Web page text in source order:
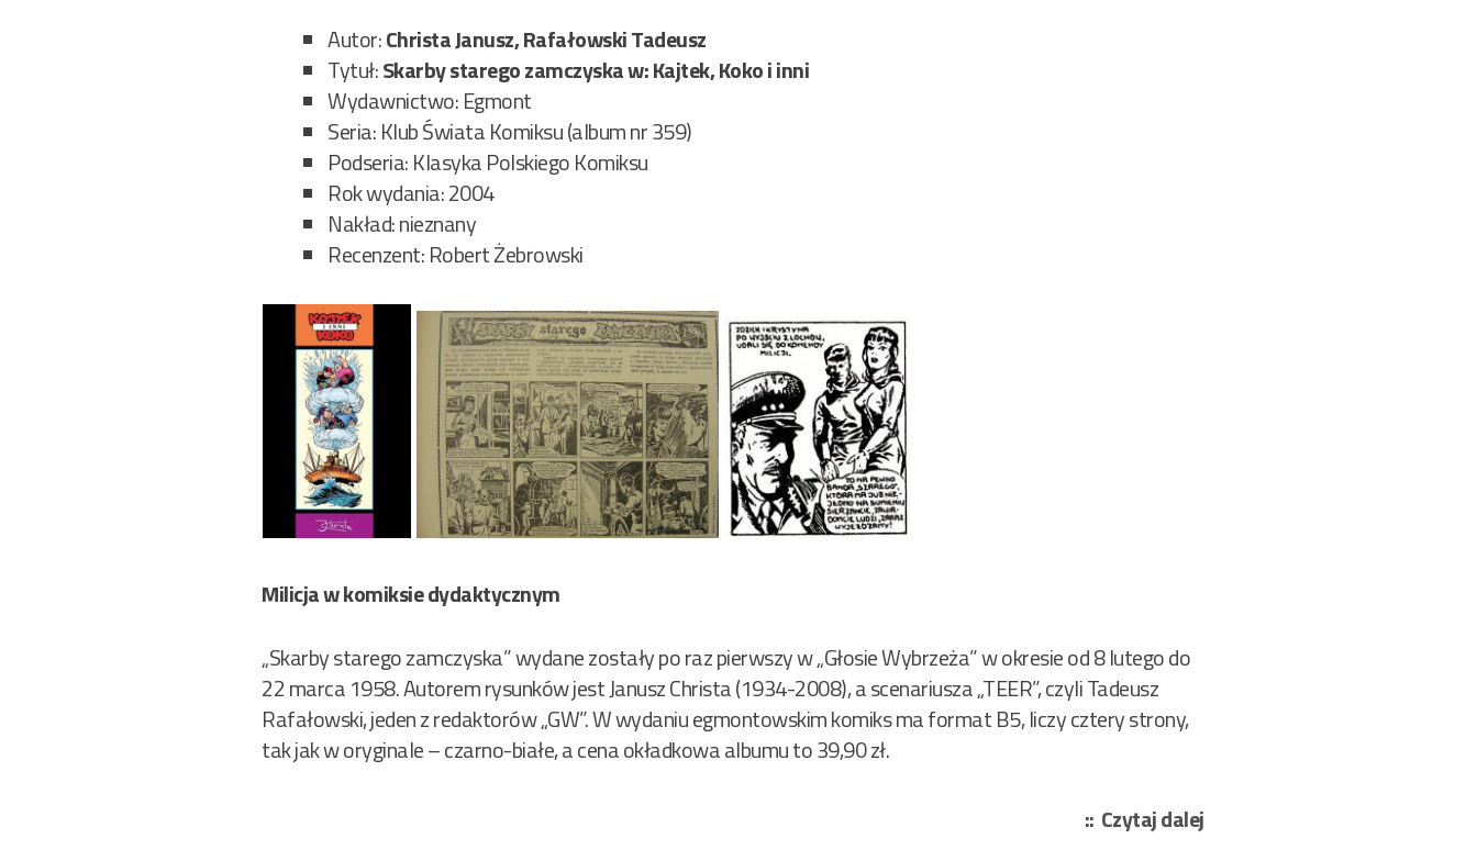
Autor:Christa Janusz, Rafałowski Tadeusz
Tytuł:Skarby starego zamczyska w: Kajtek, Koko i inni
Wydawnictwo: Egmont
Seria: Klub Świata Komiksu (album nr 359)
Podseria: Klasyka Polskiego Komiksu
Rok wydania: 2004
Nakład: nieznany
Recenzent: Robert Żebrowski
Milicja w komiksie dydaktycznym
„Skarby starego zamczyska” wydane zostały po raz pierwszy w „Głosie Wybrzeża” w okresie od 8 lutego do
22 marca 1958. Autorem rysunków jest Janusz Christa (1934-2008), a scenariusza „TEER”, czyli Tadeusz
Rafałowski, jeden z redaktorów „GW”. W wydaniu egmontowskim komiks ma format B5, liczy cztery strony,
tak jak w oryginale – czarno-białe, a cena okładkowa albumu to 39,90 zł.
Czytaj dalej„Christa